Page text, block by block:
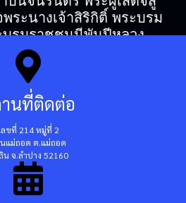
ระนางเจ้าสิริกิติ์ พระบรม
บรมราชชนนีพันปีหลวง
นที่ติดต่อ
ลขที่ 214 หมู่ที่ 2
แม่ถอด ต.แม่ถอด
น จ.ลำปาง 52160